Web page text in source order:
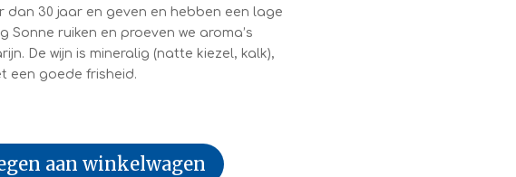
dan 30 jaar en geven en hebben een lage
Sonne ruiken en proeven we aroma’s
De wijn is mineralig (natte kiezel, kalk),
een goede frisheid.
aan winkelwagen